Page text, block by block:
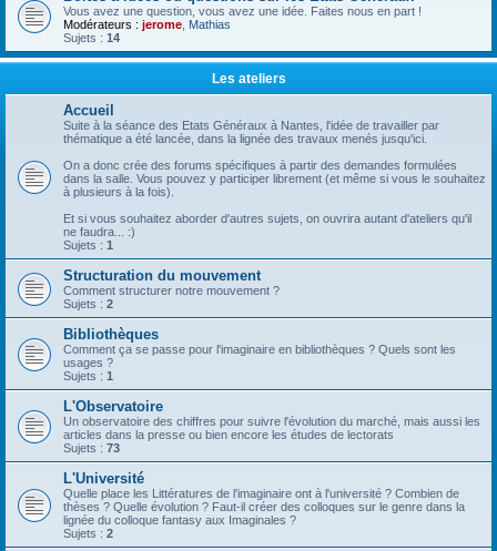
Vous avez une question, vous avez une idée. Faites nous en part !
Modérateurs : jerome Mathias
Sujets : 14
Les ateliers
Accueil
Suite à la séance des Etats Généraux à Nantes, l'idée de travailler par
thématique a été lancée, dans la lignée des travaux menés jusqu'ici.
On a donc crée des forums spécifiques à partir des demandes formulées
dans la salle. Vous pouvez y participer librement (et même si vous le souhaitez
à plusieurs à la fois).
Et si vous souhaitez aborder d'autres sujets, on ouvrira autant d'ateliers qu'il
ne faudra... :)
Sujets : 1
Structuration du mouvement
Comment structurer notre mouvement ?
Sujets : 2
Bibliothèques
Comment ça se passe pour l'imaginaire en bibliothèques ? Quels sont les
usages ?
Sujets : 1
L'Observatoire
Un observatoire des chiffres pour suivre l'évolution du marché, mais aussi les
articles dans la presse ou bien encore les études de lectorats
Sujets : 73
L'Université
Quelle place les Littératures de l'imaginaire ont à l'université ? Combien de
thèses ? Quelle évolution ? Faut-il créer des colloques sur le genre dans la
lignée du colloque fantasy aux Imaginales ?
Sujets : 2